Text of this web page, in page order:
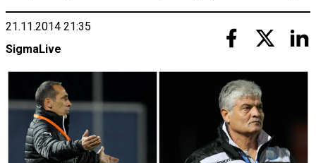
21.11.2014 21:35
SigmaLive